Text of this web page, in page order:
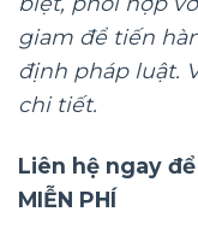
giam để tiến
định pháp luật.
chi tiết.
Liên hệ ngay
MIỄN PHÍ